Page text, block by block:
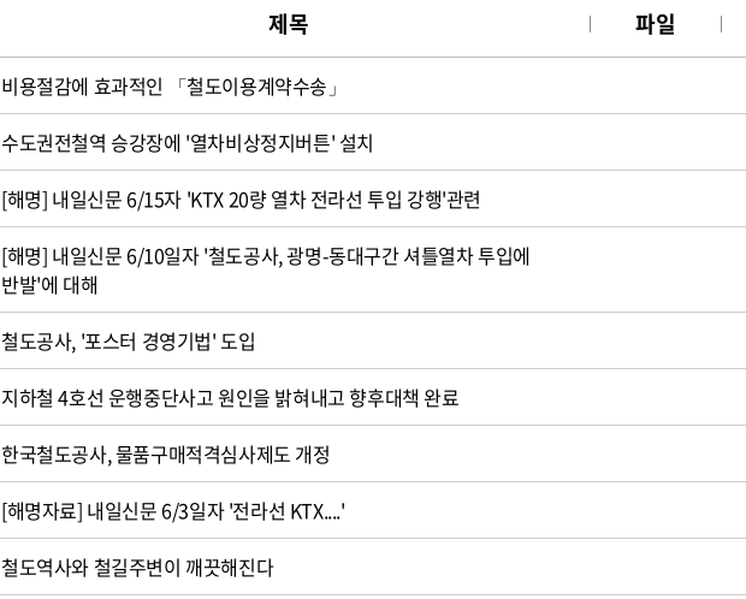
제목 파일
비용절감에 효과적인 「철도이용계약수송」
수도권전철역 승강장에 '열차비상정지버튼' 설치
[해명] 내일신문 6/15자 'KTX 20량 열차 전라선 투입 강행'관련
[해명] 내일신문 6/10일자 '철도공사, 광명-동대구간 셔틀열차 투입에
반발'에 대해
철도공사, '포스터 경영기법' 도입
지하철 4호선 운행중단사고 원인을 밝혀내고 향후대책 완료
한국철도공사, 물품구매적격심사제도 개정
[해명자료] 내일신문 6/3일자 '전라선 KTX....'
철도역사와 철길주변이 깨끗해진다